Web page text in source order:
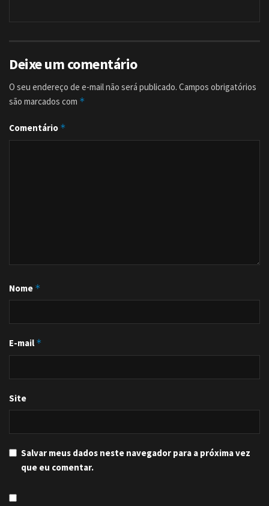
Deixe um comentário
O seu endereço de e-mail não será publicado. Campos obrigatórios
são marcados com *
Comentário *
Nome *
E-mail *
Site
Salvar meus dados neste navegador para a próxima vez
que eu comentar.